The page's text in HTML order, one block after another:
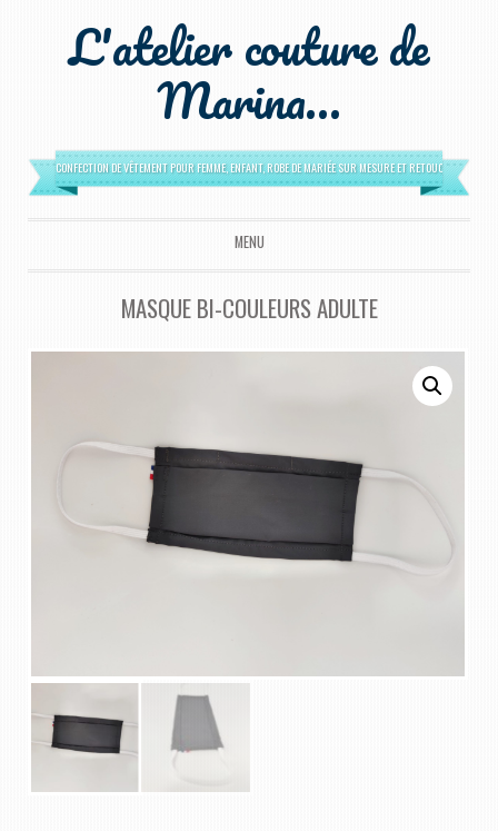
L'atelier couture de
Marina…
CONFECTION DE VÊTEMENT POUR FEMME, ENFANT, ROBE DE MARIÉE SUR MESURE ET RETOUCHES
MENU
ALLER AU CONTENU PRINCIPAL
MASQUE BI-COULEURS ADULTE